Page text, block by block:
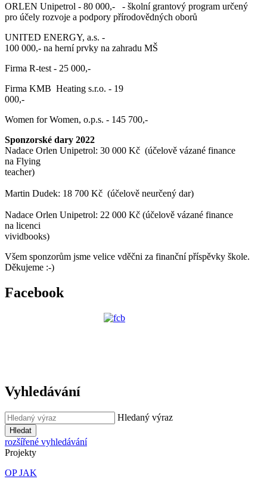
ORLEN Unipetrol - 80 000,- - školní grantový program určený
pro účely rozvoje a podpory přírodovědných oborů
UNITED ENERGY, a.s. -
100 000,- na herní prvky na zahradu MŠ
Firma R-test - 25 000,-
Firma KMB Heating s.r.o. - 19
000,-
Women for Women, o.p.s. - 145 700,-
Sponzorské dary 2022
Nadace Orlen Unipetrol: 30 000 Kč (účelově vázané finance
na Flying
teacher)
Martin Dudek: 18 700 Kč (účelově neurčený dar)
Nadace Orlen Unipetrol: 22 000 Kč (účelově vázané finance
na licenci
vividbooks)
Všem sponzorům jsme velice vděčni za finanční příspěvky škole.
Děkujeme :-)
Facebook
Vyhledávání
Hledaný výraz
Hledat
rozšířené vyhledávání
Projekty
OP JAK